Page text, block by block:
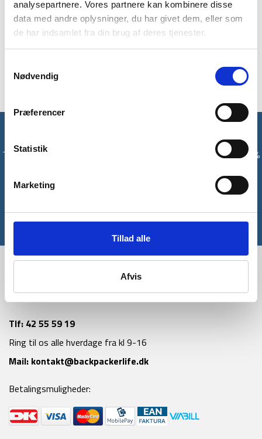
analysepartnere. Vores partnere kan kombinere disse
data med andre oplysninger, du har givet dem, eller som
de har indsamlet fra din brug af deres tjenester.
Nødvendig
Præferencer
Statistik
Marketing
Tillad alle
Afvis
Vinterjakke fra engelske Trespass, som vil holde dig varm selv
på meget kolde dage. Du kan bruge jakken til kolde rejser eller
til hverdag om vinteren. Jakken kommer med hætte, så du kan
Jakken er polstret, og så er den også vind og vandafvisende.
Tilmeld dig vores nyhedsbrev og modtag med det samme en 10%
Tlf: 42 55 59 19
Ring til os alle hverdage fra kl 9-16
Mail: kontakt@backpackerlife.dk
Betalingsmuligheder: